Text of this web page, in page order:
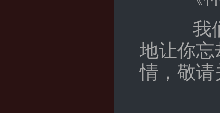
我们
地让你
情，敬